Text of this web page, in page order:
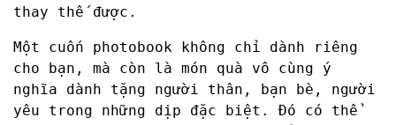
thay thế được.
Một cuốn photobook không chỉ dành riêng
cho bạn, mà còn là món quà vô cùng ý
nghĩa dành tặng người thân, bạn bè, người
yêu trong những dịp đặc biệt. Đó có thể